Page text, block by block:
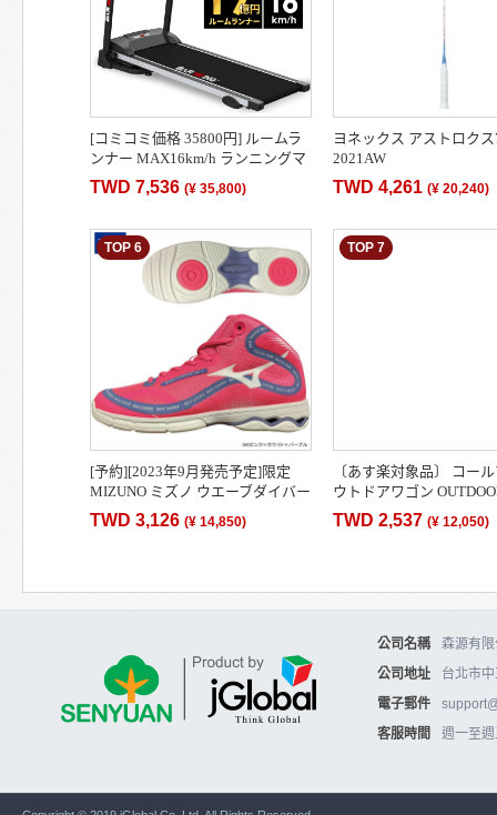
[コミコミ価格 35800円] ルームラ
ンナー MAX16km/h ランニングマ
シン ウォーキングマシン ランニ
ングマシーン トレ…
TWD 7,536 (¥ 35,800)
ヨネックス アストロク
2021AW
TWD 4,261(¥ 20,240)
TOP 6
[予約][2023年9月発売予定]限定
MIZUNO ミズノ ウエーブダイバー
ス WAVE DIVERSE DE 2 フィット
ネスシューズ 男女…
TWD 3,126 (¥ 14,850)
TOP 7
〔あす楽対象品〕 コー
ウトドアワゴン
WAGON テント タープ
ェア 等の運搬に
TWD 2,537(¥ 12,050)
公司名稱
森源有
公司地址
台北市
電子郵件
客服時間
週一至